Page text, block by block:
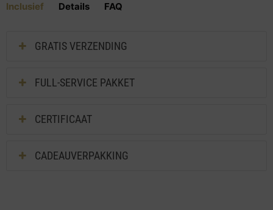
Inclusief Details FAQ
GRATIS VERZENDING
FULL-SERVICE PAKKET
CERTIFICAAT
CADEAUVERPAKKING